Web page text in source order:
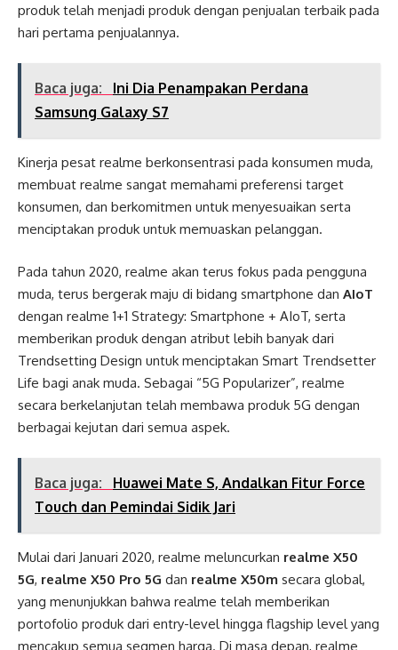
produk telah menjadi produk dengan penjualan terbaik pada
hari pertama penjualannya.
Baca juga:
Ini Dia Penampakan Perdana
Samsung Galaxy S7
Kinerja pesat realme berkonsentrasi pada konsumen muda,
membuat realme sangat memahami preferensi target
konsumen, dan berkomitmen untuk menyesuaikan serta
menciptakan produk untuk memuaskan pelanggan.
Pada tahun 2020, realme akan terus fokus pada pengguna
muda, terus bergerak maju di bidang smartphone dan AIoT
dengan realme 1+1 Strategy: Smartphone + AIoT, serta
memberikan produk dengan atribut lebih banyak dari
Trendsetting Design untuk menciptakan Smart Trendsetter
Life bagi anak muda. Sebagai “5G Popularizer”, realme
secara berkelanjutan telah membawa produk 5G dengan
berbagai kejutan dari semua aspek.
Baca juga:
Huawei Mate S, Andalkan Fitur Force
Touch dan Pemindai Sidik Jari
Mulai dari Januari 2020, realme meluncurkan realme X50
5G, realme X50 Pro 5G dan realme X50m secara global,
yang menunjukkan bahwa realme telah memberikan
portofolio produk dari entry-level hingga flagship level yang
mencakup semua segmen harga. Di masa depan, realme